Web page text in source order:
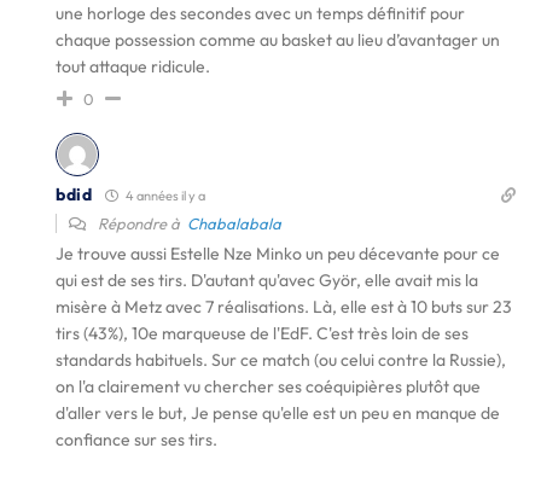
une horloge des secondes avec un temps définitif pour
chaque possession comme au basket au lieu d’avantager un
tout attaque ridicule.
0
bdid 4 années il y a
Répondre à Chabalabala
Je trouve aussi Estelle Nze Minko un peu décevante pour ce
qui est de ses tirs. D'autant qu'avec Györ, elle avait mis la
misère à Metz avec 7 réalisations. Là, elle est à 10 buts sur 23
tirs (43%), 10e marqueuse de l'EdF. C'est très loin de ses
standards habituels. Sur ce match (ou celui contre la Russie),
on l'a clairement vu chercher ses coéquipières plutôt que
d'aller vers le but, Je pense qu'elle est un peu en manque de
confiance sur ses tirs.